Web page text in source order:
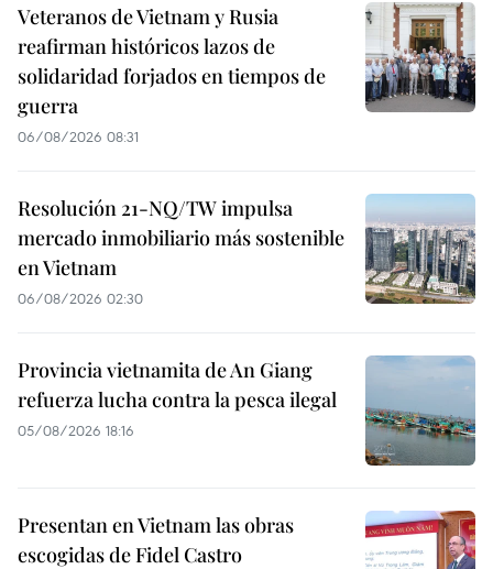
Veteranos de Vietnam y Rusia
reafirman históricos lazos de
solidaridad forjados en tiempos de
guerra
06/08/2026 08:31
Resolución 21-NQ/TW impulsa
mercado inmobiliario más sostenible
en Vietnam
06/08/2026 02:30
Provincia vietnamita de An Giang
refuerza lucha contra la pesca ilegal
05/08/2026 18:16
Presentan en Vietnam las obras
escogidas de Fidel Castro